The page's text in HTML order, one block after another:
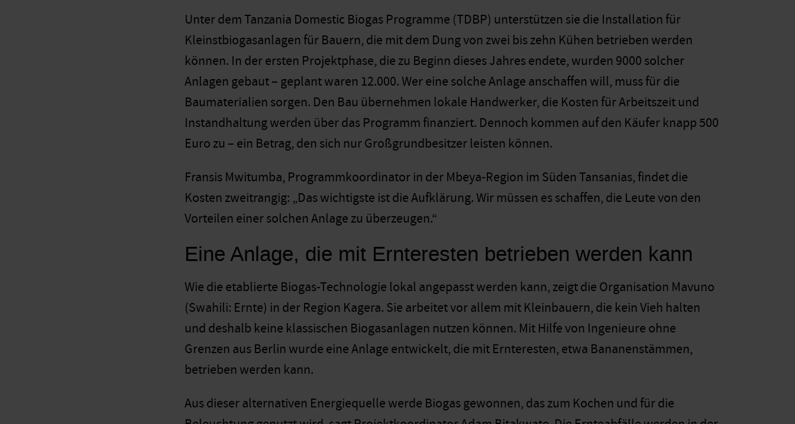
Unter dem Tanzania Domestic Biogas Programme (TDBP) unterstützen sie die Installation für
Kleinstbiogasanlagen für Bauern, die mit dem Dung von zwei bis zehn Kühen betrieben werden
können. In der ersten Projektphase, die zu Beginn dieses Jahres endete, wurden 9000 solcher
Anlagen gebaut – geplant waren 12.000. Wer eine solche Anlage anschaffen will, muss für die
Baumaterialien sorgen. Den Bau übernehmen lokale Handwerker, die Kosten für Arbeitszeit und
Instandhaltung werden über das Programm finanziert. Dennoch kommen auf den Käufer knapp 500
Euro zu – ein Betrag, den sich nur Großgrundbesitzer leisten können.
Fransis Mwitumba, Programmkoordinator in der Mbeya-Region im Süden Tansanias, findet die
Kosten zweitrangig: „Das wichtigste ist die Aufklärung. Wir müssen es schaffen, die Leute von den
Vorteilen einer solchen Anlage zu überzeugen.“
Eine Anlage, die mit Ernteresten betrieben werden kann
Wie die etablierte Biogas-Technologie lokal angepasst werden kann, zeigt die Organisation Mavuno
(Swahili: Ernte) in der Region Kagera. Sie arbeitet vor allem mit Kleinbauern, die kein Vieh halten
und deshalb keine klassischen Biogasanlagen nutzen können. Mit Hilfe von Ingenieure ohne
Grenzen aus Berlin wurde eine Anlage entwickelt, die mit Ernteresten, etwa Bananenstämmen,
betrieben werden kann.
Aus dieser alternativen Energiequelle werde Biogas gewonnen, das zum Kochen und für die